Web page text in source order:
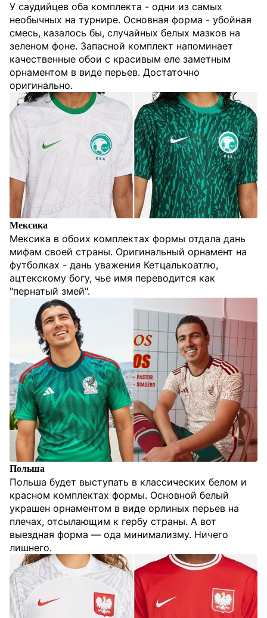
У саудийцев оба комплекта - одни из самых
необычных на турнире. Основная форма - убойная
смесь, казалось бы, случайных белых мазков на
зеленом фоне. Запасной комплект напоминает
качественные обои с красивым еле заметным
орнаментом в виде перьев. Достаточно
оригинально.
Мексика
Мексика в обоих комплектах формы отдала дань
мифам своей страны. Оригинальный орнамент на
футболках - дань уважения Кетцалькоатлю,
ацтекскому богу, чье имя переводится как
"пернатый змей".
Польша
Польша будет выступать в классических белом и
красном комплектах формы. Основной белый
украшен орнаментом в виде орлиных перьев на
плечах, отсылающим к гербу страны. А вот
выездная форма — ода минимализму. Ничего
лишнего.